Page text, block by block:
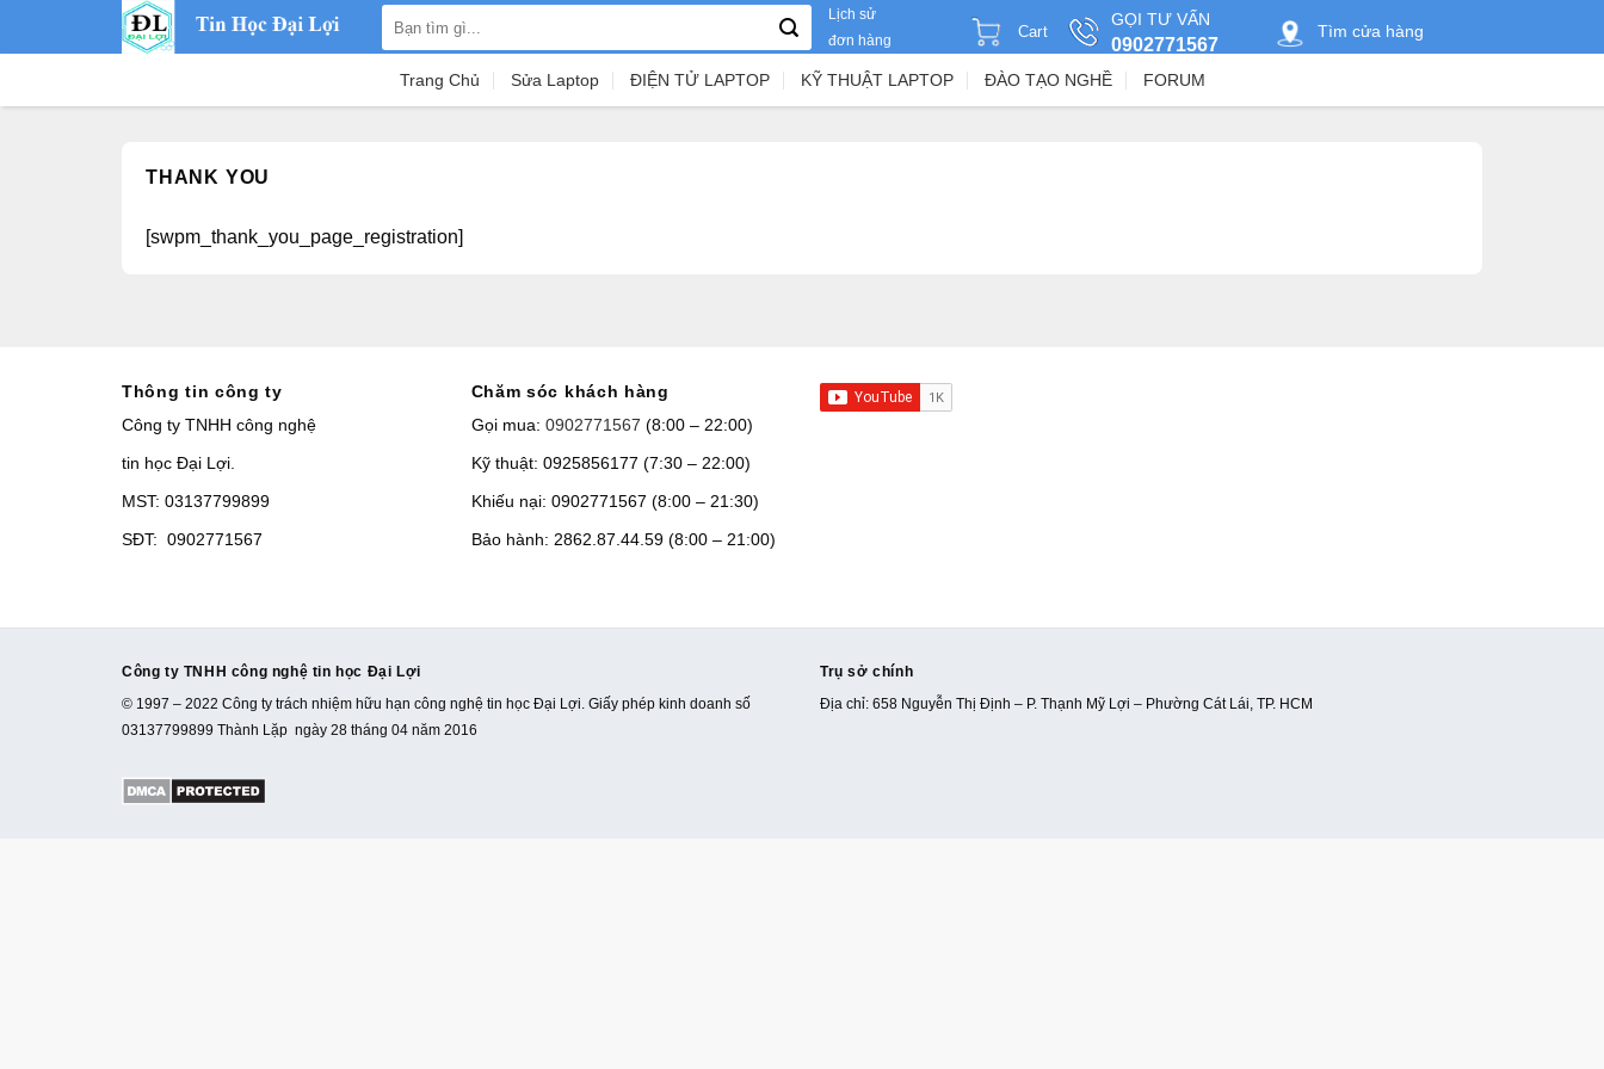
Lịch sử
đơn hàng
Cart
GỌI TƯ VẤN
0902771567
Tìm cửa hàng
Trang Chủ Sửa Laptop ĐIỆN TỬ LAPTOP KỸ THUẬT LAPTOP ĐÀO TẠO NGHỀ FORUM
THANK YOU
[swpm_thank_you_page_registration]
Thông tin công ty
Công ty TNHH công nghệ
tin học Đại Lợi.
MST: 03137799899
SĐT: 0902771567
Chăm sóc khách hàng
Gọi mua: 0902771567 (8:00 – 22:00)
Kỹ thuật: 0925856177 (7:30 – 22:00)
Khiếu nại: 0902771567 (8:00 – 21:30)
Bảo hành: 2862.87.44.59 (8:00 – 21:00)
Công ty TNHH công nghệ tin học Đại Lợi
© 1997 – 2022 Công ty trách nhiệm hữu hạn công nghệ tin học Đại Lợi. Giấy phép kinh doanh số
03137799899 Thành Lặp ngày 28 tháng 04 năm 2016
Trụ sở chính
Địa chỉ: 658 Nguyễn Thị Định – P. Thạnh Mỹ Lợi – Phường Cát Lái, TP. HCM